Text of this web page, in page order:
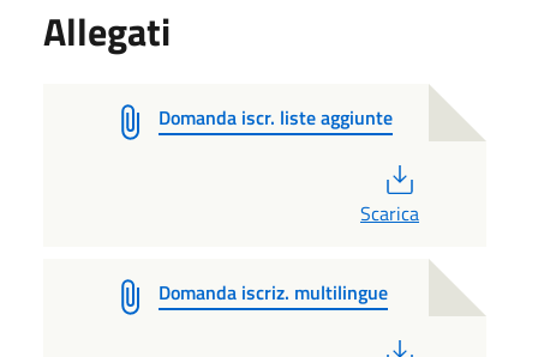
Allegati
Domanda iscr. liste aggiunte
Scarica
Domanda iscriz. multilingue